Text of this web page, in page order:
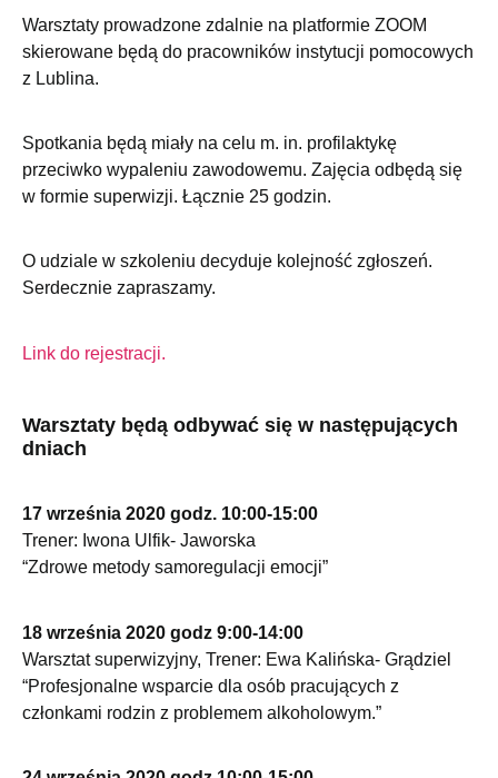
Warsztaty prowadzone zdalnie na platformie ZOOM
skierowane będą do pracowników instytucji pomocowych
z Lublina.
Spotkania będą miały na celu m. in. profilaktykę
przeciwko wypaleniu zawodowemu. Zajęcia odbędą się
w formie superwizji. Łącznie 25 godzin.
O udziale w szkoleniu decyduje kolejność zgłoszeń.
Serdecznie zapraszamy.
Link do rejestracji.
Warsztaty będą odbywać się w następujących
dniach
17 września 2020 godz. 10:00-15:00
Trener: Iwona Ulfik- Jaworska
“Zdrowe metody samoregulacji emocji”
18 września 2020 godz 9:00-14:00
Warsztat superwizyjny, Trener: Ewa Kalińska- Grądziel
“Profesjonalne wsparcie dla osób pracujących z
członkami rodzin z problemem alkoholowym.”